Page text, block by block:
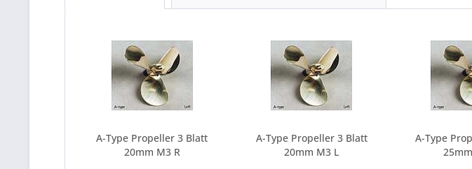
A-Type Propeller 3 Blatt
20mm M3 R
A-Type Propeller 3 Blatt
20mm M3 L
A-Type